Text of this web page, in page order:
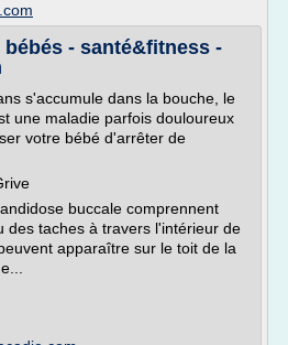
- santé&fitness -
s'accumule dans la bouche, le
une maladie parfois douloureux
votre bébé d'arrêter de
buccale comprennent
des taches à travers l'intérieur de
apparaître sur le toit de la